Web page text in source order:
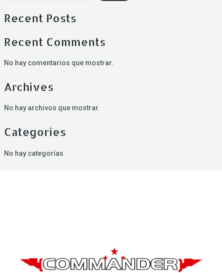
Recent Posts
Recent Comments
No hay comentarios que mostrar.
Archives
No hay archivos que mostrar.
Categories
No hay categorías